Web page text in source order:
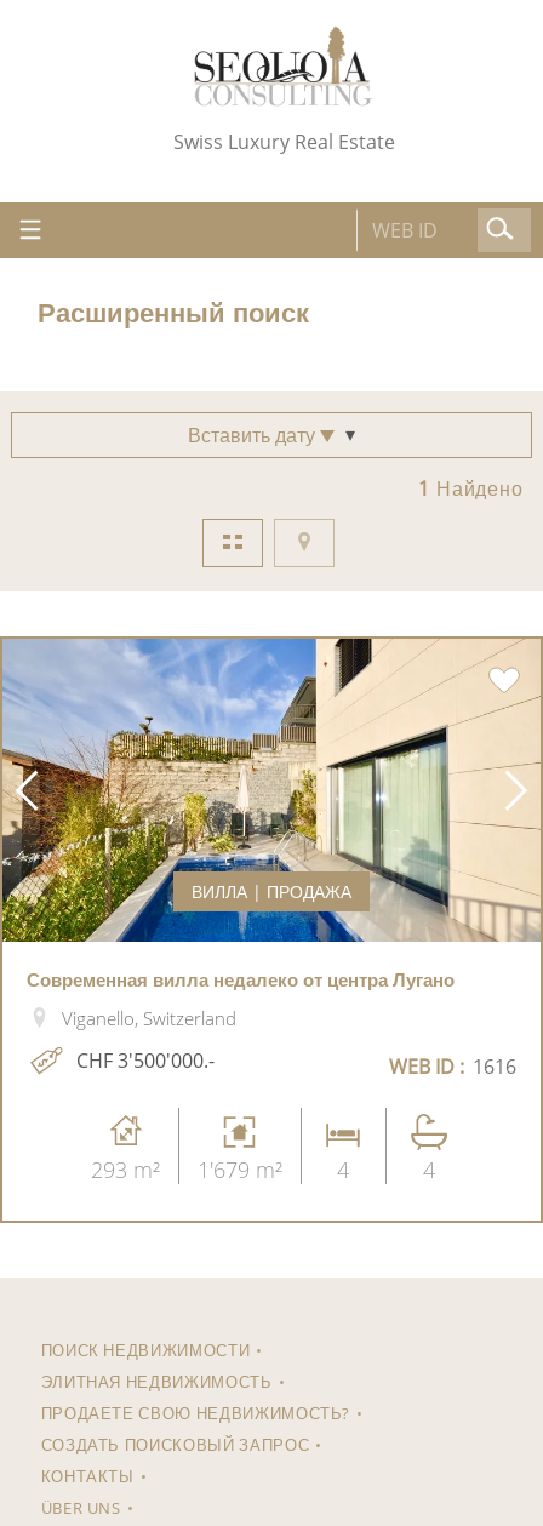
Swiss Luxury Real Estate
Расширенный поиск
Вставить дату
1 Найдено
ВИЛЛА | ПРОДАЖА
Современная вилла недалеко от центра Лугано
Viganello, Switzerland
CHF 3'500'000.- WEB ID : 1616
293 m² 1'679 m² 4 4
ПОИСК НЕДВИЖИМОСТИ
ЭЛИТНАЯ НЕДВИЖИМОСТЬ
ПРОДАЕТЕ СВОЮ НЕДВИЖИМОСТЬ?
СОЗДАТЬ ПОИСКОВЫЙ ЗАПРОС
КОНТАКТЫ
ÜBER UNS